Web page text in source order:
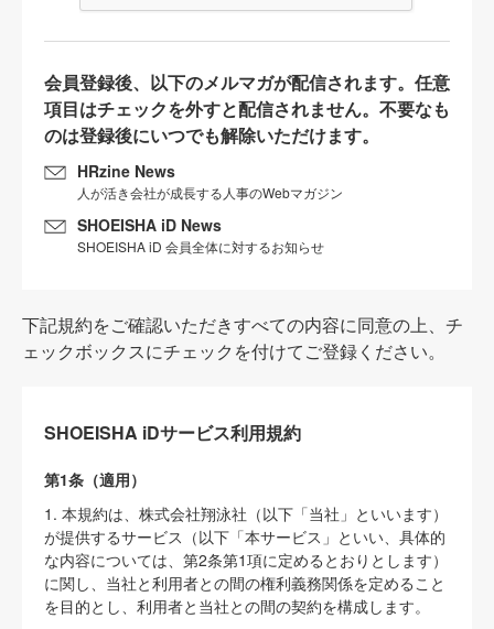
会員登録後、以下のメルマガが配信されます。任意
項目はチェックを外すと配信されません。不要なも
のは登録後にいつでも解除いただけます。
HRzine News
人が活き会社が成長する人事のWebマガジン
SHOEISHA iD News
SHOEISHA iD 会員全体に対するお知らせ
下記規約をご確認いただきすべての内容に同意の上、チ
ェックボックスにチェックを付けてご登録ください。
SHOEISHA iDサービス利用規約
第1条（適用）
1. 本規約は、株式会社翔泳社（以下「当社」といいます）
が提供するサービス（以下「本サービス」といい、具体的
な内容については、第2条第1項に定めるとおりとします）
に関し、当社と利用者との間の権利義務関係を定めること
を目的とし、利用者と当社との間の契約を構成します。